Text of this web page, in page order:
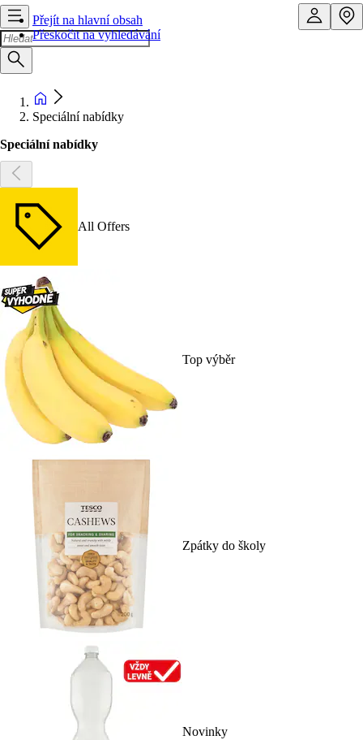
Přejít na hlavní obsah
Přeskočit na vyhledávání
Speciální nabídky
Speciální nabídky
All Offers
Top výběr
Zpátky do školy
Novinky